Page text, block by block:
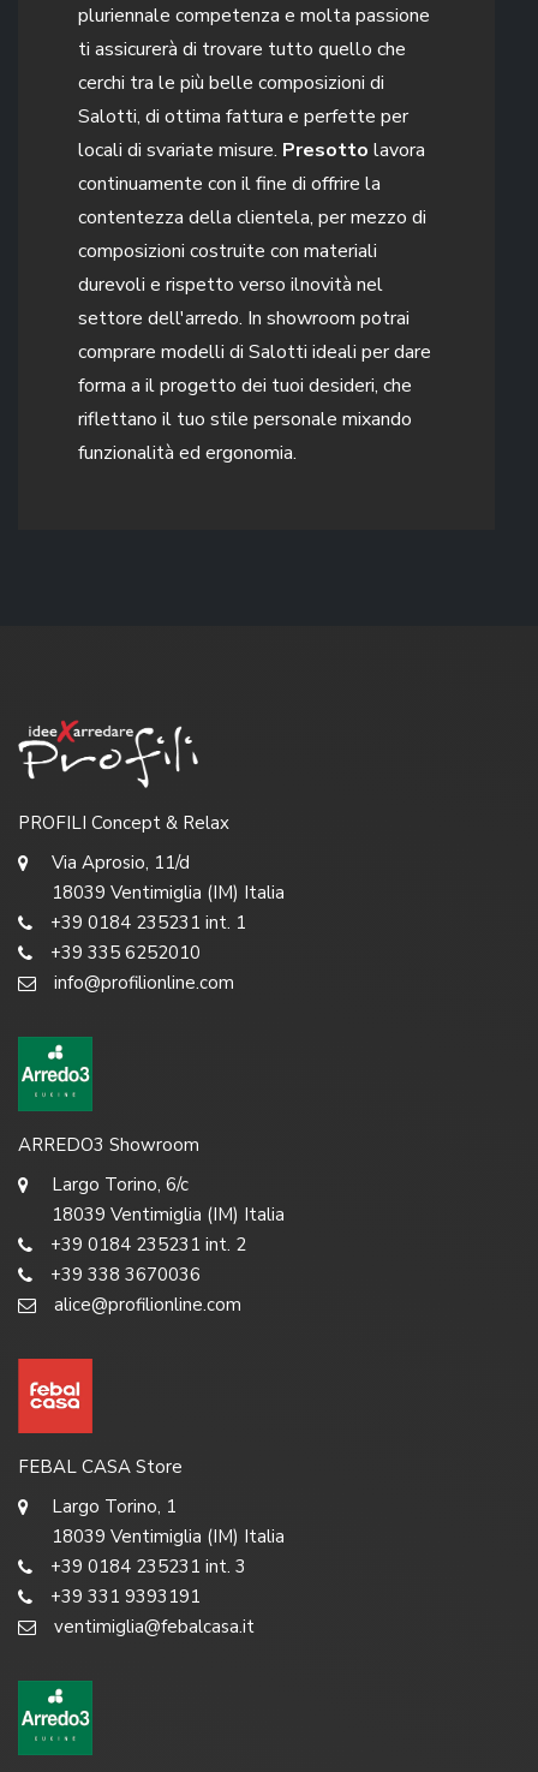
pluriennale competenza e molta passione
ti assicurerà di trovare tutto quello che
cerchi tra le più belle composizioni di
Salotti, di ottima fattura e perfette per
locali di svariate misure. Presotto lavora
continuamente con il fine di offrire la
contentezza della clientela, per mezzo di
composizioni costruite con materiali
durevoli e rispetto verso ilnovità nel
settore dell'arredo. In showroom potrai
comprare modelli di Salotti ideali per dare
forma a il progetto dei tuoi desideri, che
riflettano il tuo stile personale mixando
funzionalità ed ergonomia.
PROFILI Concept & Relax
Via Aprosio, 11/d
18039 Ventimiglia (IM) Italia
+39 0184 235231 int. 1
+39 335 6252010
info@profilionline.com
ARREDO3 Showroom
Largo Torino, 6/c
18039 Ventimiglia (IM) Italia
+39 0184 235231 int. 2
+39 338 3670036
alice@profilionline.com
FEBAL CASA Store
Largo Torino, 1
18039 Ventimiglia (IM) Italia
+39 0184 235231 int. 3
+39 331 9393191
ventimiglia@febalcasa.it